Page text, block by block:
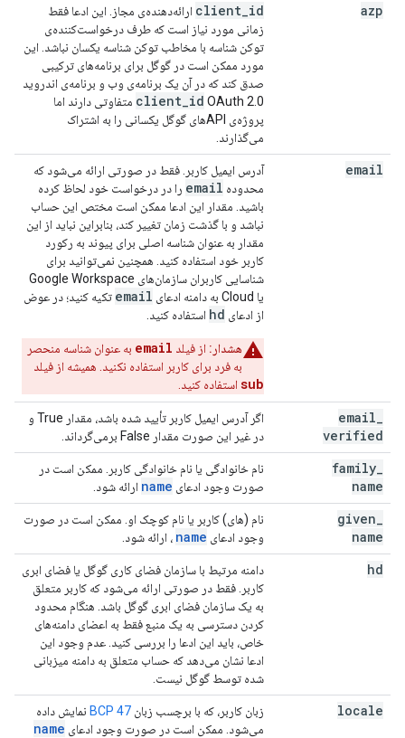
azp
client id
ارائه‌دهنده‌ی مجاز. این ادعا فقط
زمانی مورد نیاز است که طرف درخواست‌کننده‌ی
توکن شناسه با مخاطب توکن شناسه یکسان نباشد. این
مورد ممکن است در گوگل برای برنامه‌های ترکیبی
صدق کند که در آن یک برنامه‌ی وب و برنامه‌ی اندروید
client id
OAuth 2.0 متفاوتی دارند اما
پروژه‌ی APIهای گوگل یکسانی را به اشتراک
می‌گذارند.
email
آدرس ایمیل کاربر. فقط در صورتی ارائه می‌شود که
محدوده email را در درخواست خود لحاظ کرده
باشید. مقدار این ادعا ممکن است مختص این حساب
نباشد و با گذشت زمان تغییر کند، بنابراین نباید از این
مقدار به عنوان شناسه اصلی برای پیوند به رکورد
کاربر خود استفاده کنید. همچنین نمی‌توانید برای
شناسایی کاربران سازمان‌های Google Workspace
یا Cloud به دامنه ادعای
email تکیه کنید؛ در عوض
از ادعای hd استفاده کنید.
هشدار: از فیلد email به عنوان شناسه منحصر
به فرد برای کاربر استفاده نکنید. همیشه از فیلد
sub استفاده کنید.
email
verified
اگر آدرس ایمیل کاربر تأیید شده باشد، مقدار True و
در غیر این صورت مقدار False برمی‌گرداند.
family
name
نام خانوادگی یا نام خانوادگی کاربر. ممکن است در
صورت وجود ادعای name ارائه شود.
given
name
نام (های) کاربر یا نام کوچک او. ممکن است در صورت
وجود ادعای name ، ارائه شود.
hd
دامنه مرتبط با سازمان فضای کاری گوگل یا فضای ابری
کاربر. فقط در صورتی ارائه می‌شود که کاربر متعلق
به یک سازمان فضای ابری گوگل باشد. هنگام محدود
کردن دسترسی به یک منبع فقط به اعضای دامنه‌های
خاص، باید این ادعا را بررسی کنید. عدم وجود این
ادعا نشان می‌دهد که حساب متعلق به دامنه میزبانی
شده توسط گوگل نیست.
locale زبان کاربر، که با برچسب زبان BCP 47 نمایش داده
می‌شود. ممکن است در صورت وجود ادعای name